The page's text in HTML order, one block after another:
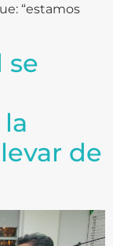
“estamos
se
de